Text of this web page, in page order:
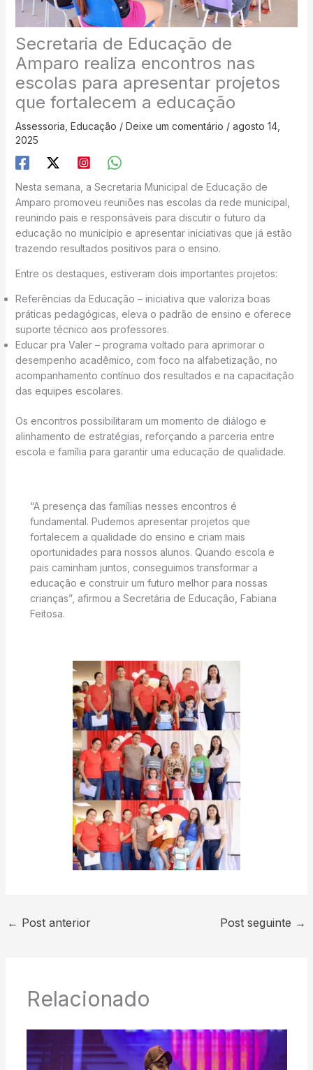
Secretaria de Educação de
Amparo realiza encontros nas
escolas para apresentar projetos
que fortalecem a educação
Assessoria Educação / Deixe um comentário / agosto 14,
2025
Nesta semana, a Secretaria Municipal de Educação de
Amparo promoveu reuniões nas escolas da rede municipal,
reunindo pais e responsáveis para discutir o futuro da
educação no município e apresentar iniciativas que já estão
trazendo resultados positivos para o ensino.
Entre os destaques, estiveram dois importantes projetos:
Referências da Educação – iniciativa que valoriza boas
práticas pedagógicas, eleva o padrão de ensino e oferece
suporte técnico aos professores.
Educar pra Valer – programa voltado para aprimorar o
desempenho acadêmico, com foco na alfabetização, no
acompanhamento contínuo dos resultados e na capacitação
das equipes escolares.
Os encontros possibilitaram um momento de diálogo e
alinhamento de estratégias, reforçando a parceria entre
escola e família para garantir uma educação de qualidade.
“A presença das famílias nesses encontros é
fundamental. Pudemos apresentar projetos que
fortalecem a qualidade do ensino e criam mais
oportunidades para nossos alunos. Quando escola e
pais caminham juntos, conseguimos transformar a
educação e construir um futuro melhor para nossas
crianças”, afirmou a Secretária de Educação, Fabiana
Feitosa.
← Post anterior Post seguinte →
Relacionado